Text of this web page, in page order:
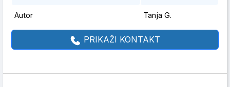
Autor Tanja G.
PRIKAŽI KONTAKT